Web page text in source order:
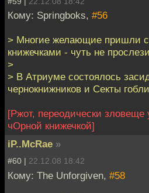
Кому: Springboks, #56
> Многие желающие пришли
книжечками - чуть не
>
> В Атриуме состоялось
чернокнижников и Секты
[Ржот, переодически зловеще
чОрной книжечкой]
iP..McRae »
#60 | 22.12.08 18:42
Кому: The Unforgiven, #58